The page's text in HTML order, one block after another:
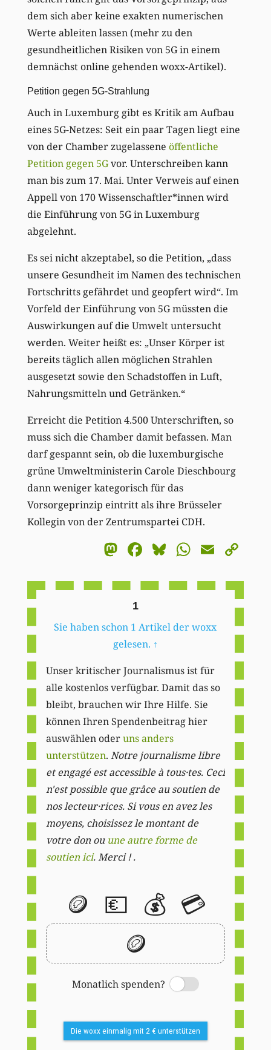
dem sich aber keine exakten numerischen
Werte ableiten lassen (mehr zu den
gesundheitlichen Risiken von 5G in einem
demnächst online gehenden woxx-Artikel).
Petition gegen 5G-Strahlung
Auch in Luxemburg gibt es Kritik am Aufbau
eines 5G-Netzes: Seit ein paar Tagen liegt eine
von der Chamber zugelassene öffentliche
Petition gegen 5Gvor. Unterschreiben kann
man bis zum 17. Mai. Unter Verweis auf einen
Appell von 170 Wissenschaftler*innen wird
die Einführung von 5G in Luxemburg
abgelehnt.
Es sei nicht akzeptabel, so die Petition, „dass
unsere Gesundheit im Namen des technischen
Fortschritts gefährdet und geopfert wird“. Im
Vorfeld der Einführung von 5G müssten die
Auswirkungen auf die Umwelt untersucht
werden. Weiter heißt es: „Unser Körper ist
bereits täglich allen möglichen Strahlen
ausgesetzt sowie den Schadstoffen in Luft,
Nahrungsmitteln und Getränken.“
Erreicht die Petition 4.500 Unterschriften, so
muss sich die Chamber damit befassen. Man
darf gespannt sein, ob die luxemburgische
grüne Umweltministerin Carole Dieschbourg
dann weniger kategorisch für das
Vorsorgeprinzip eintritt als ihre Brüsseler
Kollegin von der Zentrumspartei CDH.
Mastodon
Facebook
BlueskyEmail
1
Sie haben schon 1 Artikel der woxx
gelesen. ↑
Unser kritischer Journalismus ist für
alle kostenlos verfügbar. Damit das so
bleibt, brauchen wir Ihre Hilfe. Sie
können Ihren Spendenbeitrag hier
auswählen oderuns anders
unterstützen. Notre journalisme libre
et engagé est accessible à tous·tes. Ceci
n'est possible que grâce au soutien de
nos lecteur·rices. Si vous en avez les
moyens, choisissez le montant de
votre don ou une autre forme de
soutien ici. Merci ! .
🪙 💶 💰 💳
🪙
Monatlich spenden?
Switch
Die woxx einmalig mit 2 € unterstützen